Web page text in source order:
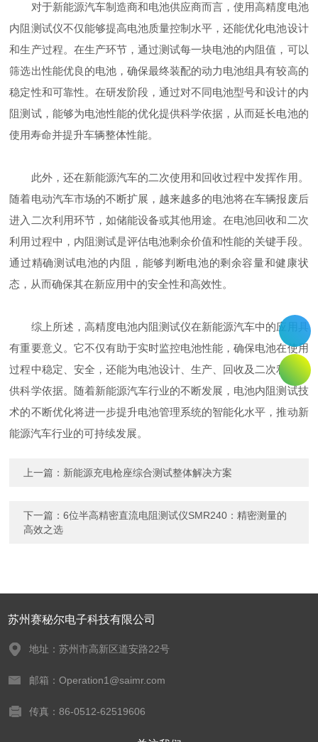
对于新能源汽车制造商和电池供应商而言，使用高精度电池
内阻测试仪不仅能够提高电池质量控制水平，还能优化电池设计
和生产过程。在生产环节，通过测试每一块电池的内阻值，可以
筛选出性能优良的电池，确保最终装配的动力电池组具有较高的
稳定性和可靠性。在研发阶段，通过对不同电池型号和设计的内
阻测试，能够为电池性能的优化提供科学依据，从而延长电池的
使用寿命并提升车辆整体性能。
此外，还在新能源汽车的二次使用和回收过程中发挥作用。
随着电动汽车市场的不断扩展，越来越多的电池将在车辆报废后
进入二次利用环节，如储能设备或其他用途。在电池回收和二次
利用过程中，内阻测试是评估电池剩余价值和性能的关键手段。
通过精确测试电池的内阻，能够判断电池的剩余容量和健康状
态，从而确保其在新应用中的安全性和高效性。
综上所述，高精度电池内阻测试仪在新能源汽车中的应用具
有重要意义。它不仅有助于实时监控电池性能，确保电池在使用
过程中稳定、安全，还能为电池设计、生产、回收及二次利用提
供科学依据。随着新能源汽车行业的不断发展，电池内阻测试技
术的不断优化将进一步提升电池管理系统的智能化水平，推动新
能源汽车行业的可持续发展。
上一篇： 新能源充电枪座综合测试整体解决方案
下一篇：6位半高精密直流电阻测试仪SMR240：精密测量的
高效之选
苏州赛秘尔电子科技有限公司
地址：苏州市高新区道安路22号
邮箱：Operation1@saimr.com
传真：86-0512-62519606